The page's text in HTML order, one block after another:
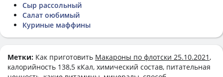
Сыр рассольный
Салат оюбимый
Куриные маффины
Метки: Как приготовить Макароны по флотски 25.10.2021 ,
калорийность 138,5 кКал, химический состав, питательная